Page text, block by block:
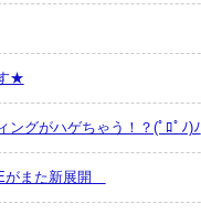
★
ングがハゲちゃう！？(ﾟﾛﾟﾉ)ﾉ
また新展開